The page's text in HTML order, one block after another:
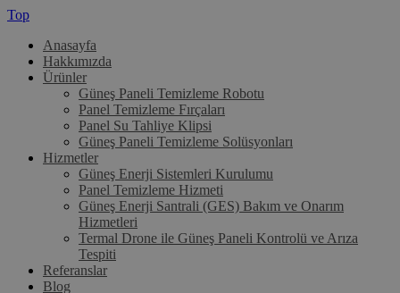
Top
Anasayfa
Hakkımızda
Ürünler
Güneş Paneli Temizleme Robotu
Panel Temizleme Fırçaları
Panel Su Tahliye Klipsi
Güneş Paneli Temizleme Solüsyonları
Hizmetler
Güneş Enerji Sistemleri Kurulumu
Panel Temizleme Hizmeti
Güneş Enerji Santrali (GES) Bakım ve Onarım
Hizmetleri
Termal Drone ile Güneş Paneli Kontrolü ve Arıza
Tespiti
Referanslar
Blog